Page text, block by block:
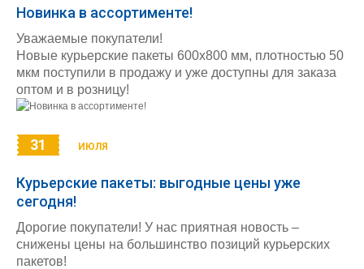
Новинка в ассортименте!
Уважаемые покупатели!
Новые курьерские пакеты 600х800 мм, плотностью 50
мкм поступили в продажу и уже доступны для заказа
оптом и в розницу!
31 ИЮЛЯ
Курьерские пакеты: выгодные цены уже
сегодня!
Дорогие покупатели! У нас приятная новость –
снижены цены на большинство позиций курьерских
пакетов!